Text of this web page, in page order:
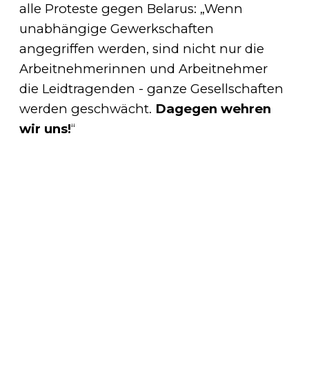
alle Proteste gegen Belarus: „Wenn
unabhängige Gewerkschaften
angegriffen werden, sind nicht nur die
Arbeitnehmerinnen und Arbeitnehmer
die Leidtragenden - ganze Gesellschaften
werden geschwächt. Dagegen wehren
wir uns!“